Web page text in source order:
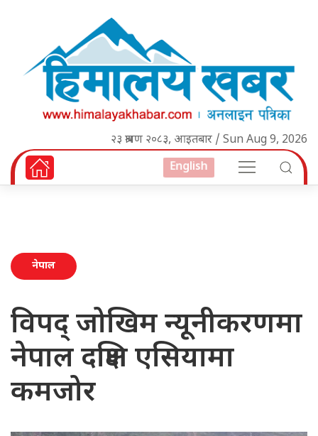
२३ श्रावण २०८३, आइतबार / Sun Aug 9, 2026
English
नेपाल
विपद् जोखिम न्यूनीकरणमा
नेपाल दक्षिण एसियामा
कमजोर